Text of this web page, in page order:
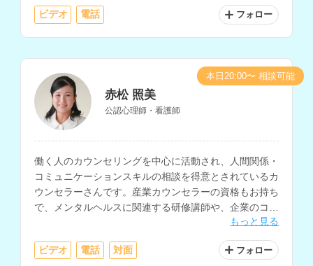
ビデオ 電話 フォロー
赤松 照美
公認心理師・看護師
働く人のカウンセリングを中心に活動され、人間関係・
コミュニケーションスキルの相談を得意とされているカ
ウンセラーさんです。産業カウンセラーの資格もお持ち
で、メンタルヘルスに関連する研修講師や、企業のコン
もっと見る
ビデオ 電話 対面 フォロー
本日20:00〜 相談可能